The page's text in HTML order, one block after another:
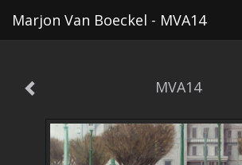
Marjon Van Boeckel - MVA14
MVA14